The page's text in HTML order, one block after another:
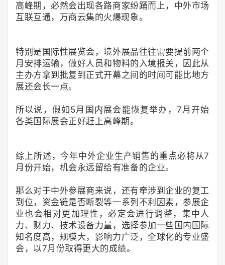
高峰期，必然会出现各路商家纷踊而上，中外市场
互联互通，万商云集的火爆现象。
特别是国际性展览会，境外展品往往需要提前两个
月安排运输，做好人员和物料的入境报关，因此从
主办方拿到批复到正式开幕之间的时间可能比地方
展还会长一点。
所以说，假如5月国内展会能恢复举办，7月开始
各类国际展会正好赶上高峰期。
综上所述，今年中外企业生产销售的重点必将从7
月份开始，机会永远留给有准备的企业。
那么对于中外参展商来说，还有牵涉到企业的复工
到位，资金链是否断裂等一系列不利因素，参展企
业也会相对更加理性，必定会进行调整，集中人
力、财力、技术设备力量，选择参加一些国内国际
知名度高，规模大，影响力广泛，全球化的专业盛
会，以7月份取得更大的成绩。